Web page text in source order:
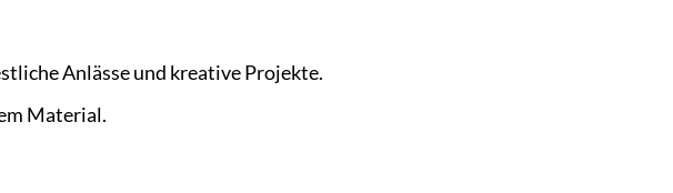
Anlässe und kreative Projekte.
Material.